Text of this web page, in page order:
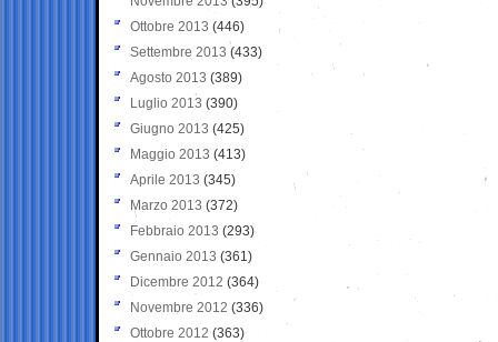
Ottobre 2013 (446)
Settembre 2013 (433)
Agosto 2013 (389)
Luglio 2013 (390)
Giugno 2013 (425)
Maggio 2013 (413)
Aprile 2013 (345)
Marzo 2013 (372)
Febbraio 2013 (293)
Gennaio 2013 (361)
Dicembre 2012 (364)
Novembre 2012 (336)
Ottobre 2012 (363)